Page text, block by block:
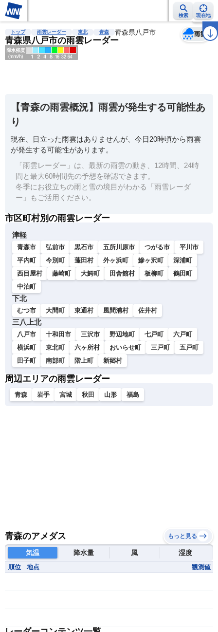
検索 現在地
雨雲レーダー 台風情報 地震情報 警報・注意報 2週間天気 ラ
トップ 雨雲レーダー 東北 青森 青森県八戸市
青森県八戸市の雨雲レーダー
雨雲
天気 台風
【青森の雨雲概況】雨雲が発生する可能性あ
り
現在、目立った雨雲はありませんが、今日20時頃から雨雲
が発生する可能性があります。
「雨雲レーダー」は、最新の雨雲の動き、12時間、24時
間と最大60時間先の予想を確認できます。
冬季にお役立ちの雨と雪の境目がわかる「雨雪レーダ
ー」もご活用ください。
市区町村別の雨雲レーダー
津軽
青森市 弘前市 黒石市 五所川原市 つがる市
平川市
平内町
今別町 蓬田村 外ヶ浜町 鰺ヶ沢町
深浦町
西目屋村
藤崎町 大鰐町 田舎館村 板柳町
鶴田町
中泊町
下北
むつ市 大間町 東通村 風間浦村 佐井村
三八上北
八戸市 十和田市 三沢市 野辺地町 七戸町
六戸町
横浜町
東北町 六ヶ所村 おいらせ町 三戸町
五戸町
田子町
南部町 階上町 新郷村
周辺エリアの雨雲レーダー
青森 岩手 宮城 秋田 山形 福島
青森のアメダス もっと見る
気温 降水量 風 湿度
順位 地点 観測値